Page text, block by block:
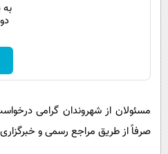
حیات
مسئولان از شهروندان گرامی
صرفاً از طریق مراجع رسمی و